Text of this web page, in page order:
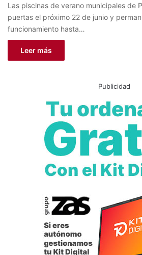
Las piscinas de verano municipales de
puertas el próximo 22 de junio y
funcionamiento hasta…
Leer más
Publicidad